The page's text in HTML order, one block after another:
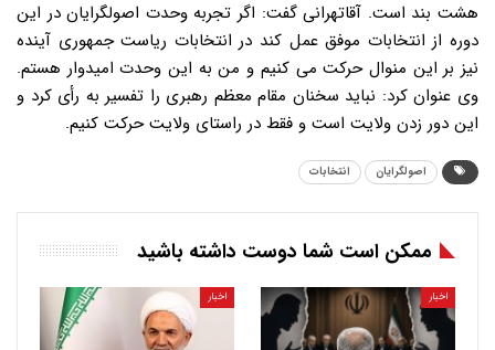
هشت بند است. آقاتهرانی گفت: اگر تجربه وحدت اصولگرایان در این
دوره از انتخابات موفق عمل کند در انتخابات ریاست جمهوری آینده
نیز بر این منوال حرکت می کنیم و من به این وحدت امیدوار هستم.
وی عنوان کرد: نباید سخنان مقام معظم رهبری را تفسیر به رأی کرد و
این دور زدن ولایت است و فقط در راستای ولایت حرکت کنیم.
اصولگرایان انتخابات
ممکن است شما دوست داشته باشید
اخبار اخبار